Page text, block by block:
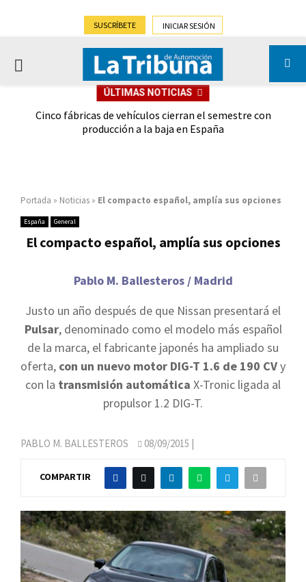
SUSCRÍBETE INICIAR SESIÓN
PRIMARY
ÚLTIMAS NOTICIAS
Cinco fábricas de vehículos cierran el semestre con
producción a la baja en España
Portada » Noticias » El compacto español, amplía sus opciones
España General
El compacto español, amplía sus opciones
Pablo M. Ballesteros / Madrid
Justo un año después de que Nissan presentará el
Pulsar, denominado como el modelo más español
de la marca, el fabricante japonés ha ampliado su
oferta, con un nuevo motor DIG-T 1.6 de 190 CVy
con la transmisión automática X-Tronic ligada al
propulsor 1.2 DIG-T.
PABLO M. BALLESTEROS 08/09/2015 |
COMPARTIR